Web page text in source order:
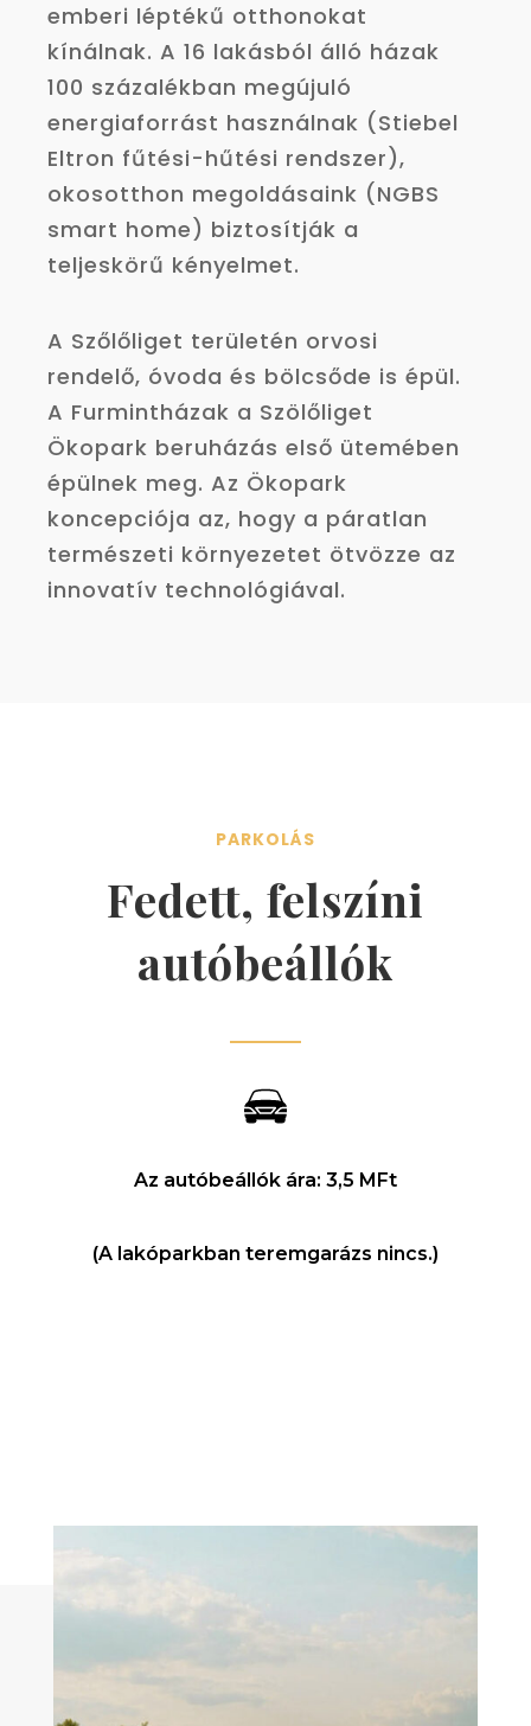
emberi léptékű otthonokat
kínálnak. A 16 lakásból álló házak
100 százalékban megújuló
energiaforrást használnak (Stiebel
Eltron fűtési-hűtési rendszer),
okosotthon megoldásaink (NGBS
smart home) biztosítják a
teljeskörű kényelmet.
A Szőlőliget területén orvosi
rendelő, óvoda és bölcsőde is épül.
A Furmintházak a Szölőliget
Ökopark beruházás első ütemében
épülnek meg. Az Ökopark
koncepciója az, hogy a páratlan
természeti környezetet ötvözze az
innovatív technológiával.
PARKOLÁS
Fedett, felszíni
autóbeállók
Az autóbeállók ára: 3,5 MFt
(A lakóparkban teremgarázs nincs.)